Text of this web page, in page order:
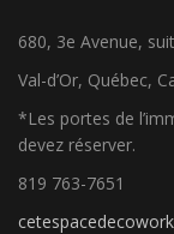
680, 3e Avenue,
Val-d’Or, Québec,
*Les portes de
devez réserver.
819 763-7651